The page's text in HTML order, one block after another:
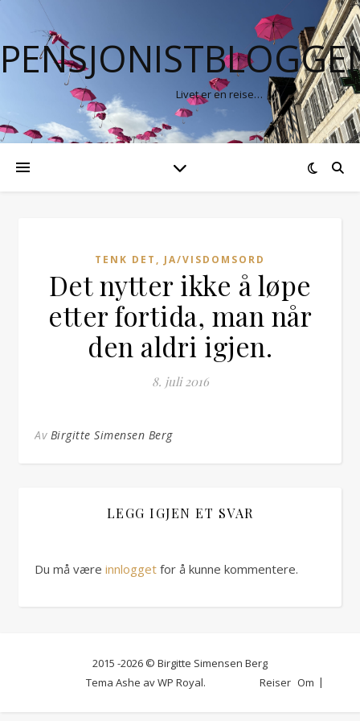
Livet er en reise…
TENK DET, JA/VISDOMSORD
Det nytter ikke å løpe
etter fortida, man når
den aldri igjen.
8. juli 2016
Av Birgitte Simensen Berg
LEGG IGJEN ET SVAR
Du må være innlogget for å kunne kommentere.
2015 -2026 © Birgitte Simensen Berg
Reiser Om
Tema Ashe avWP Royal.